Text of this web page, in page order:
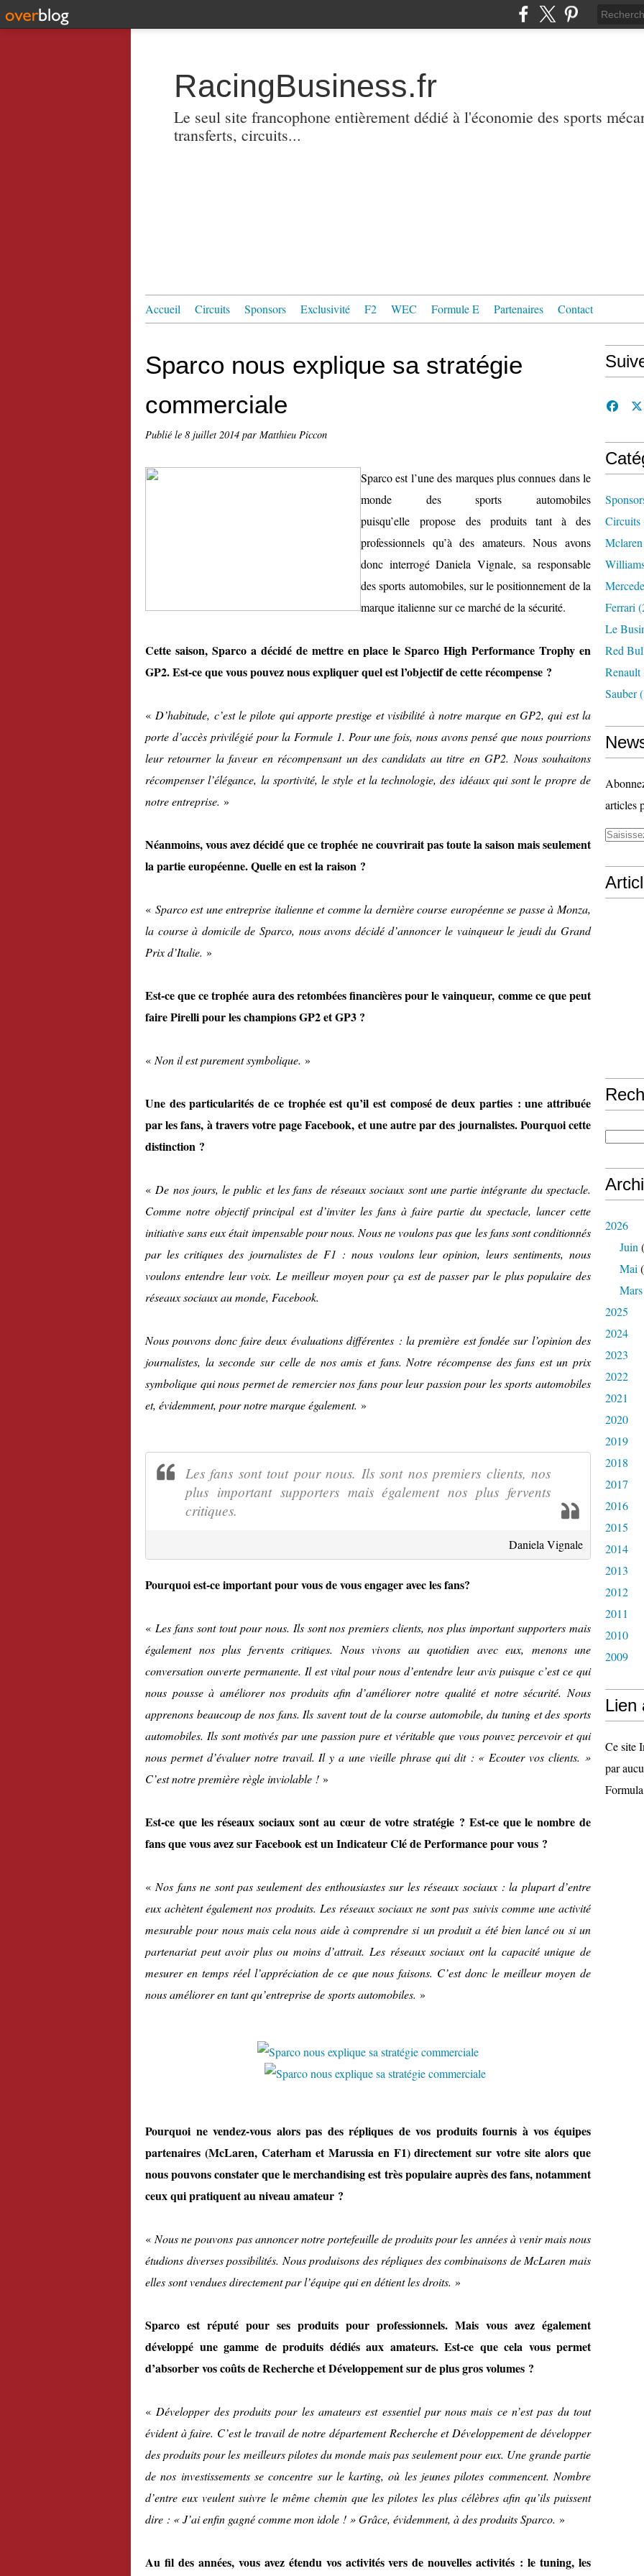
RacingBusiness.fr
Le seul site francophone entièrement dédié à l'économie des sports
transferts, circuits...
Accueil Circuits Sponsors Exclusivité F2 WEC Formule E Partenaires Contact
Sparco nous explique sa stratégie
commerciale
Publié le 8 juillet 2014 par Matthieu Piccon
Sparco est l’une des marques plus connues dans le
monde des sports automobiles
puisqu’elle propose des produits tant à des
professionnels qu’à des amateurs. Nous avons
donc interrogé Daniela Vignale, sa responsable
des sports automobiles, sur le positionnement de la
marque italienne sur ce marché de la sécurité.
Cette saison, Sparco a décidé de mettre en place le Sparco High Performance Trophy en
GP2. Est-ce que vous pouvez nous expliquer quel est l’objectif de cette récompense ?
« D’habitude, c’est le pilote qui apporte prestige et visibilité à notre marque en GP2, qui est la
porte d’accès privilégié pour la Formule 1. Pour une fois, nous avons pensé que nous pourrions
leur retourner la faveur en récompensant un des candidats au titre en GP2. Nous souhaitons
récompenser l’élégance, la sportivité, le style et la technologie, des idéaux qui sont le propre de
notre entreprise. »
Néanmoins, vous avez décidé que ce trophée ne couvrirait pas toute la saison mais seulement
la partie européenne. Quelle en est la raison ?
« Sparco est une entreprise italienne et comme la dernière course européenne se passe à Monza,
la course à domicile de Sparco, nous avons décidé d’annoncer le vainqueur le jeudi du Grand
Prix d’Italie. »
Est-ce que ce trophée aura des retombées financières pour le vainqueur, comme ce que peut
faire Pirelli pour les champions GP2 et GP3 ?
« Non il est purement symbolique. »
Une des particularités de ce trophée est qu’il est composé de deux parties : une attribuée
par les fans, à travers votre page Facebook, et une autre par des journalistes. Pourquoi cette
distinction ?
« De nos jours, le public et les fans de réseaux sociaux sont une partie intégrante du spectacle.
Comme notre objectif principal est d’inviter les fans à faire partie du spectacle, lancer cette
initiative sans eux était impensable pour nous. Nous ne voulons pas que les fans sont conditionnés
par les critiques des journalistes de F1 : nous voulons leur opinion, leurs sentiments, nous
voulons entendre leur voix. Le meilleur moyen pour ça est de passer par le plus populaire des
réseaux sociaux au monde, Facebook.
Nous pouvons donc faire deux évaluations différentes : la première est fondée sur l’opinion des
journalistes, la seconde sur celle de nos amis et fans. Notre récompense des fans est un prix
symbolique qui nous permet de remercier nos fans pour leur passion pour les sports automobiles
et, évidemment, pour notre marque également. »
Les fans sont tout pour nous. Ils sont nos premiers clients, nos
plus important supporters mais également nos plus fervents
critiques.
Daniela Vignale
Pourquoi est-ce important pour vous de vous engager avec les fans?
« Les fans sont tout pour nous. Ils sont nos premiers clients, nos plus important supporters mais
également nos plus fervents critiques. Nous vivons au quotidien avec eux, menons une
conversation ouverte permanente. Il est vital pour nous d’entendre leur avis puisque c’est ce qui
nous pousse à améliorer nos produits afin d’améliorer notre qualité et notre sécurité. Nous
apprenons beaucoup de nos fans. Ils savent tout de la course automobile, du tuning et des sports
automobiles. Ils sont motivés par une passion pure et véritable que vous pouvez percevoir et qui
nous permet d’évaluer notre travail. Il y a une vieille phrase qui dit : « Ecouter vos clients. »
C’est notre première règle inviolable ! »
Est-ce que les réseaux sociaux sont au cœur de votre stratégie ? Est-ce que le nombre de
fans que vous avez sur Facebook est un Indicateur Clé de Performance pour vous ?
« Nos fans ne sont pas seulement des enthousiastes sur les réseaux sociaux : la plupart d’entre
eux achètent également nos produits. Les réseaux sociaux ne sont pas suivis comme une activité
mesurable pour nous mais cela nous aide à comprendre si un produit a été bien lancé ou si un
partenariat peut avoir plus ou moins d’attrait. Les réseaux sociaux ont la capacité unique de
mesurer en temps réel l’appréciation de ce que nous faisons. C’est donc le meilleur moyen de
nous améliorer en tant qu’entreprise de sports automobiles. »
Pourquoi ne vendez-vous alors pas des répliques de vos produits fournis à vos équipes
partenaires (McLaren, Caterham et Marussia en F1) directement sur votre site alors que
nous pouvons constater que le merchandising est très populaire auprès des fans, notamment
ceux qui pratiquent au niveau amateur ?
« Nous ne pouvons pas annoncer notre portefeuille de produits pour les années à venir mais nous
étudions diverses possibilités. Nous produisons des répliques des combinaisons de McLaren mais
elles sont vendues directement par l’équipe qui en détient les droits. »
Sparco est réputé pour ses produits pour professionnels. Mais vous avez également
développé une gamme de produits dédiés aux amateurs. Est-ce que cela vous permet
d’absorber vos coûts de Recherche et Développement sur de plus gros volumes ?
« Développer des produits pour les amateurs est essentiel pur nous mais ce n’est pas du tout
évident à faire. C’est le travail de notre département Recherche et Développement de développer
des produits pour les meilleurs pilotes du monde mais pas seulement pour eux. Une grande partie
de nos investissements se concentre sur le karting, où les jeunes pilotes commencent. Nombre
d’entre eux veulent suivre le même chemin que les pilotes les plus célèbres afin qu’ils puissent
dire : « J’ai enfin gagné comme mon idole ! » Grâce, évidemment, à des produits Sparco. »
Au fil des années, vous avez étendu vos activités vers de nouvelles activités : le tuning, les
Circuits
Mclaren
Ferrari
Le
Red
Renault
Sauber
articles
2026
Juin
Mai
Mars
2025
2024
2023
2022
2021
2020
2019
2018
2017
2016
2015
2014
2013
2012
2011
2010
2009
Lien
Ce site
par